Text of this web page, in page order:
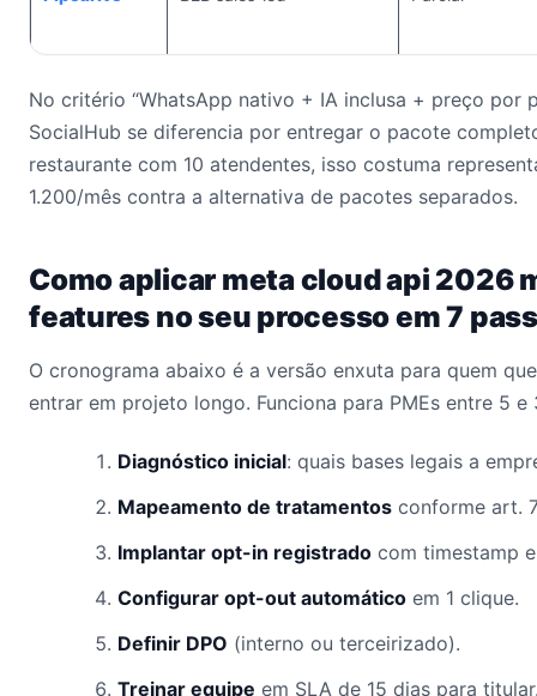
No critério “WhatsApp nativo + IA inclusa + preço por
SocialHub se diferencia por entregar o pacote
restaurante com 10 atendentes, isso costuma
1.200/mês contra a alternativa de pacotes separados.
Como aplicar meta cloud api 2026
features no seu processo em 7
O cronograma abaixo é a versão enxuta para quem
entrar em projeto longo. Funciona para PMEs entre 5 e
Diagnóstico inicial: quais bases legais a
Mapeamento de tratamentos conforme art.
Implantar opt-in registrado com timestamp
Configurar opt-out automático em 1 clique.
Definir DPO (interno ou terceirizado).
Treinar equipe em SLA de 15 dias para